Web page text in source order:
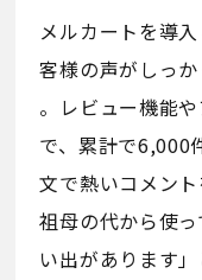
メルカートを導
客様の声がしっ
。レビュー機能
で、累計で6,000
文で熱いコメン
祖母の代から使
い出があります